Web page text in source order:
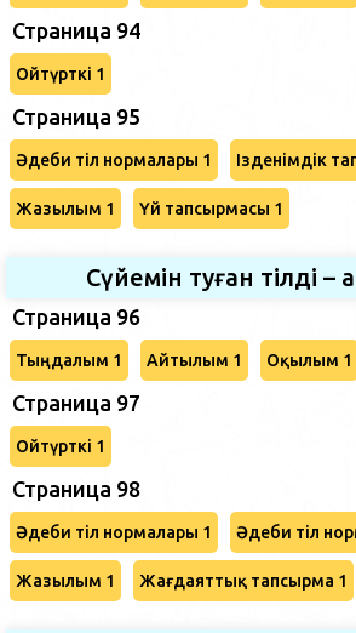
Страница 94
Ойтүрткі 1
Страница 95
Әдеби тіл нормалары 1 Ізденімдік
Жазылым 1 Үй тапсырмасы 1
Сүйемін туған тілді –
Страница 96
Тыңдалым 1 Айтылым 1 Оқылым 1
Страница 97
Ойтүрткі 1
Страница 98
Әдеби тіл нормалары 1 Әдеби тіл
Жазылым 1 Жағдаяттық тапсырма 1